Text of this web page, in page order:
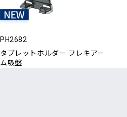
PH2682
タブレットホルダー フレキアー
ム吸盤